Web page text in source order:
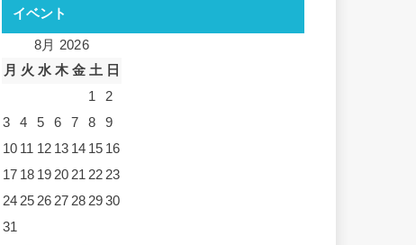
イベント
8月 2026
月 火 水 木 金 土 日
1
2
3
4 5 6 7 8
9
10 11 12 13 14 15 16
17 18 19 20 21 22 23
24 25 26 27 28 2930
31